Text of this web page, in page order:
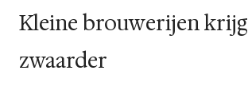
Kleine brouwerijen
zwaarder